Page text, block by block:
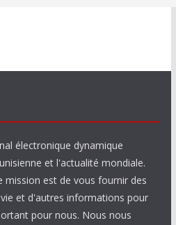
électronique dynamique
et l'actualité mondiale.
mission est de vous fournir des
et d'autres informations pour
pour nous. Nous nous